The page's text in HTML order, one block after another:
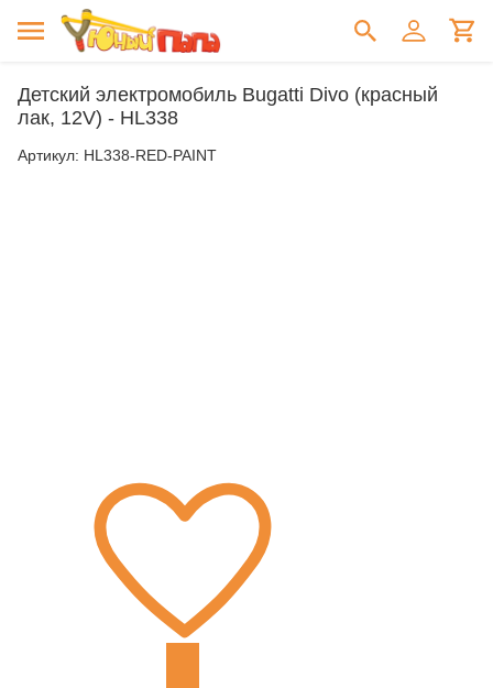
Детский электромобиль Bugatti Divo (красный
лак, 12V) - HL338
Артикул: HL338-RED-PAINT